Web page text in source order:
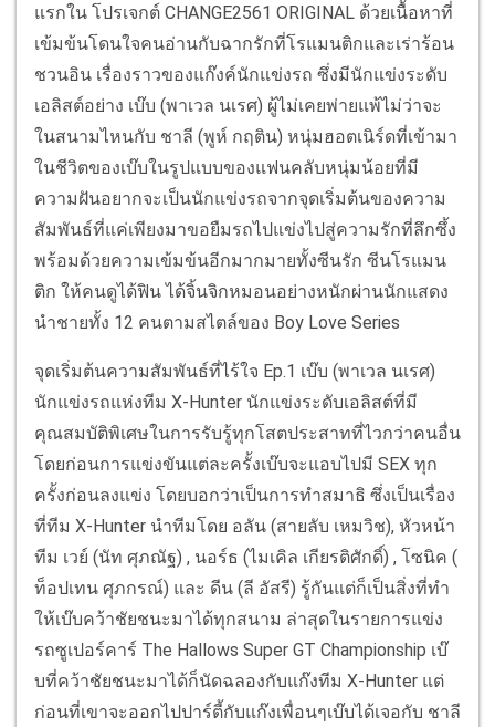
แรกใน โปรเจกต์ CHANGE2561 ORIGINAL ด้วยเนื้อหาที่
เข้มข้นโดนใจคนอ่านกับฉากรักที่โรแมนติกและเร่าร้อน
ชวนอิน เรื่องราวของแก๊งค์นักแข่งรถ ซึ่งมีนักแข่งระดับ
เอลิสต์อย่าง เบ๊บ (พาเวล นเรศ) ผู้ไม่เคยพ่ายแพ้ไม่ว่าจะ
ในสนามไหนกับ ชาลี (พูห์ กฤติน) หนุ่มฮอตเนิร์ดที่เข้ามา
ในชีวิตของเบ๊บในรูปแบบของแฟนคลับหนุ่มน้อยที่มี
ความฝันอยากจะเป็นนักแข่งรถจากจุดเริ่มต้นของความ
สัมพันธ์ที่แค่เพียงมาขอยืมรถไปแข่งไปสู่ความรักที่ลึกซึ้ง
พร้อมด้วยความเข้มข้นอีกมากมายทั้งซีนรัก ซีนโรแมน
ติก ให้คนดูได้ฟิน ได้จิ้นจิกหมอนอย่างหนักผ่านนักแสดง
นำชายทั้ง 12 คนตามสไตล์ของ Boy Love Series
จุดเริ่มต้นความสัมพันธ์ที่ไร้ใจ Ep.1 เบ๊บ (พาเวล นเรศ)
นักแข่งรถแห่งทีม X-Hunter นักแข่งระดับเอลิสต์ที่มี
คุณสมบัติพิเศษในการรับรู้ทุกโสตประสาทที่ไวกว่าคนอื่น
โดยก่อนการแข่งขันแต่ละครั้งเบ๊บจะแอบไปมี SEX ทุก
ครั้งก่อนลงแข่ง โดยบอกว่าเป็นการทำสมาธิ ซึ่งเป็นเรื่อง
ที่ทีม X-Hunter นำทีมโดย อลัน (สายลับ เหมวิช), หัวหน้า
ทีม เวย์ (นัท ศุภณัฐ) , นอร์ธ (ไมเคิล เกียรติศักดิ์) , โซนิค (
ท็อปเทน ศุภกรณ์) และ ดีน (ลี อัสรี) รู้กันแต่ก็เป็นสิ่งที่ทำ
ให้เบ๊บคว้าชัยชนะมาได้ทุกสนาม ล่าสุดในรายการแข่ง
รถซูเปอร์คาร์ The Hallows Super GT Championship เบ๊
บที่คว้าชัยชนะมาได้ก็นัดฉลองกับแก๊งทีม X-Hunter แต่
ก่อนที่เขาจะออกไปปาร์ตี้กับแก๊งเพื่อนๆเบ๊บได้เจอกับ ชาลี